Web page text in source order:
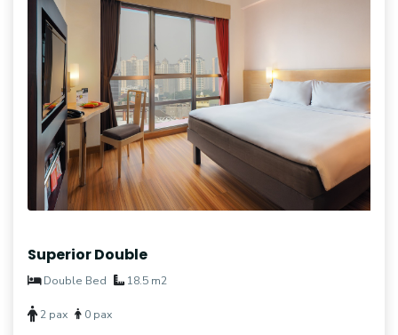
Superior Double
Double Bed 18.5 m2
2 pax 0 pax